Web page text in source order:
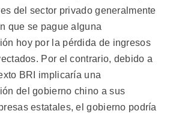
del sector privado generalmente
que se pague alguna
hoy por la pérdida de ingresos
Por el contrario, debido a
BRI implicaría una
del gobierno chino a sus
estatales, el gobierno podría